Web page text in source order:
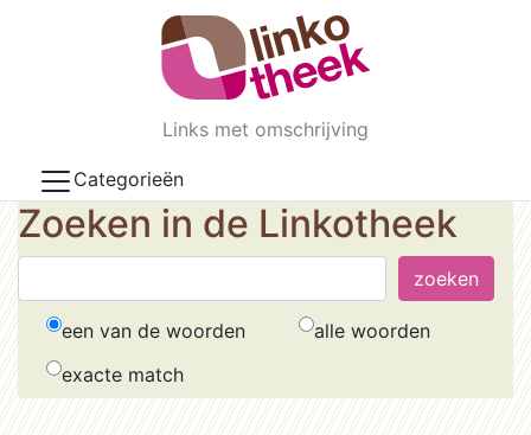
Skip to main content
Links met omschrijving
Categorieën
Zoeken in de Linkotheek
een van de woorden
alle woorden
exacte match